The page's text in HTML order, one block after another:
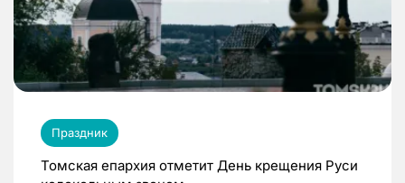
Праздник
Томская епархия отметит День крещения Руси